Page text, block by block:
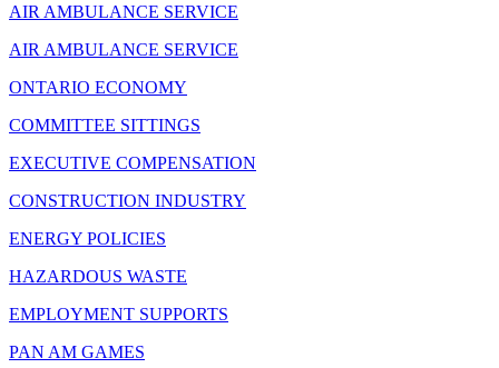
AIR AMBULANCE SERVICE
AIR AMBULANCE SERVICE
ONTARIO ECONOMY
COMMITTEE SITTINGS
EXECUTIVE COMPENSATION
CONSTRUCTION INDUSTRY
ENERGY POLICIES
HAZARDOUS WASTE
EMPLOYMENT SUPPORTS
PAN AM GAMES